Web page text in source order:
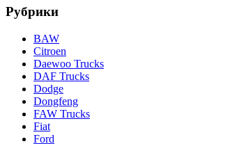
Рубрики
BAW
Citroen
Daewoo Trucks
DAF Trucks
Dodge
Dongfeng
FAW Trucks
Fiat
Ford